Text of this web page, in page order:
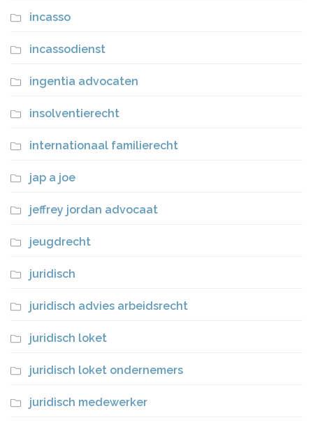
incasso
incassodienst
ingentia advocaten
insolventierecht
internationaal familierecht
jap a joe
jeffrey jordan advocaat
jeugdrecht
juridisch
juridisch advies arbeidsrecht
juridisch loket
juridisch loket ondernemers
juridisch medewerker